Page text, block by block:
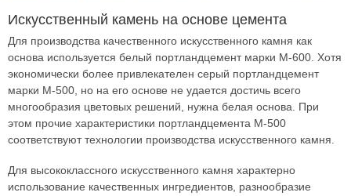
Искусственный камень на основе цемента
Для производства качественного искусственного камня как
основа используется белый портландцемент марки М-600. Хотя
экономически более привлекателен серый портландцемент
марки М-500, но на его основе не удается достичь всего
многообразия цветовых решений, нужна белая основа. При
этом прочие характеристики портландцемента М-500
соответствуют технологии производства искусственного камня.
Для высококлассного искусственного камня характерно
использование качественных ингредиентов, разнообразие